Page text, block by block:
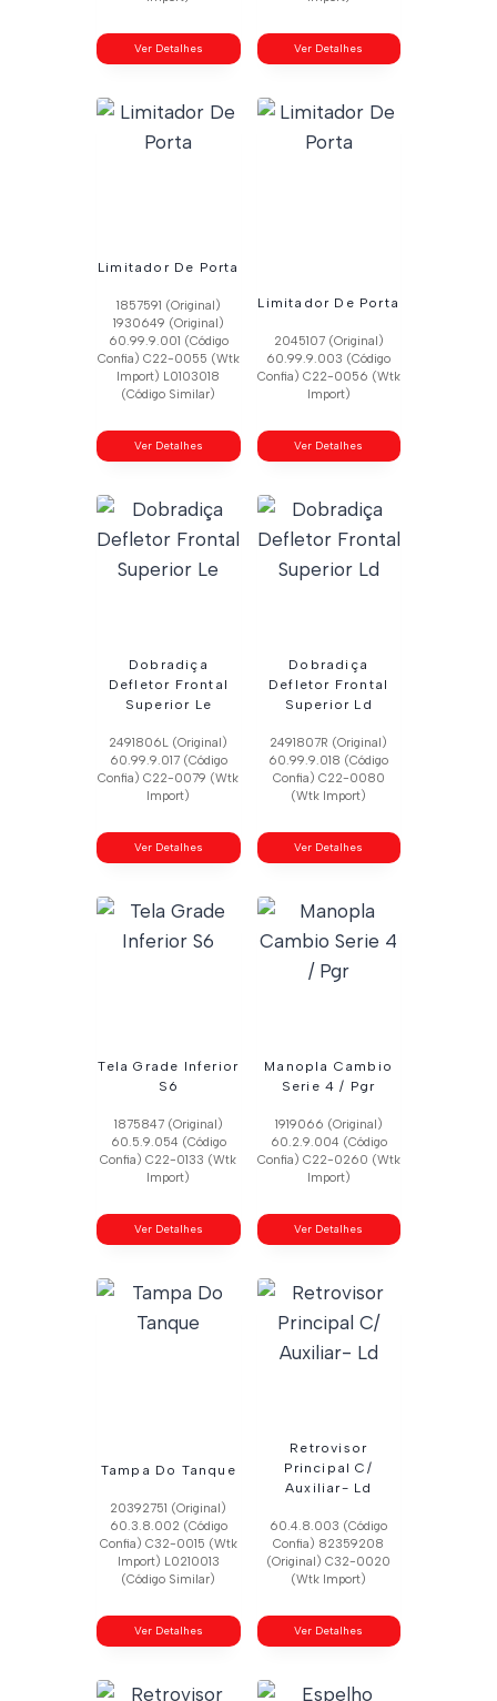
Ver Detalhes Ver Detalhes
Limitador De Porta
1857591 (Original)
1930649 (Original)
60.99.9.001 (Código
Confia) C22-0055 (Wtk
Import) L0103018
(Código Similar)
Ver Detalhes
Limitador De Porta
2045107 (Original)
60.99.9.003 (Código
Confia) C22-0056 (Wtk
Import)
Ver Detalhes
Dobradiça
Defletor Frontal
Superior Le
2491806L (Original)
60.99.9.017 (Código
Confia) C22-0079 (Wtk
Import)
Ver Detalhes
Dobradiça
Defletor Frontal
Superior Ld
2491807R (Original)
60.99.9.018 (Código
Confia) C22-0080
(Wtk Import)
Ver Detalhes
Tela Grade Inferior
S6
1875847 (Original)
60.5.9.054 (Código
Confia) C22-0133 (Wtk
Import)
Ver Detalhes
Manopla Cambio
Serie 4 / Pgr
1919066 (Original)
60.2.9.004 (Código
Confia) C22-0260 (Wtk
Import)
Ver Detalhes
Tampa Do Tanque
20392751 (Original)
60.3.8.002 (Código
Confia) C32-0015 (Wtk
Import) L0210013
(Código Similar)
Ver Detalhes
Retrovisor
Principal C/
Auxiliar- Ld
60.4.8.003 (Código
Confia) 82359208
(Original) C32-0020
(Wtk Import)
Ver Detalhes